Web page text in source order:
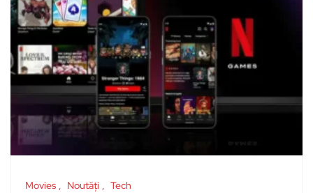
Movies Noutăți Tech